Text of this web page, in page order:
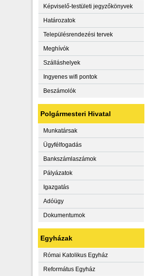
Képviselő-testületi jegyzőkönyvek
Határozatok
Településrendezési tervek
Meghívók
Szálláshelyek
Ingyenes wifi pontok
Beszámolók
Polgármesteri Hivatal
Munkatársak
Ügyfélfogadás
Bankszámlaszámok
Pályázatok
Igazgatás
Adóügy
Dokumentumok
Egyházak
Római Katolikus Egyház
Református Egyház